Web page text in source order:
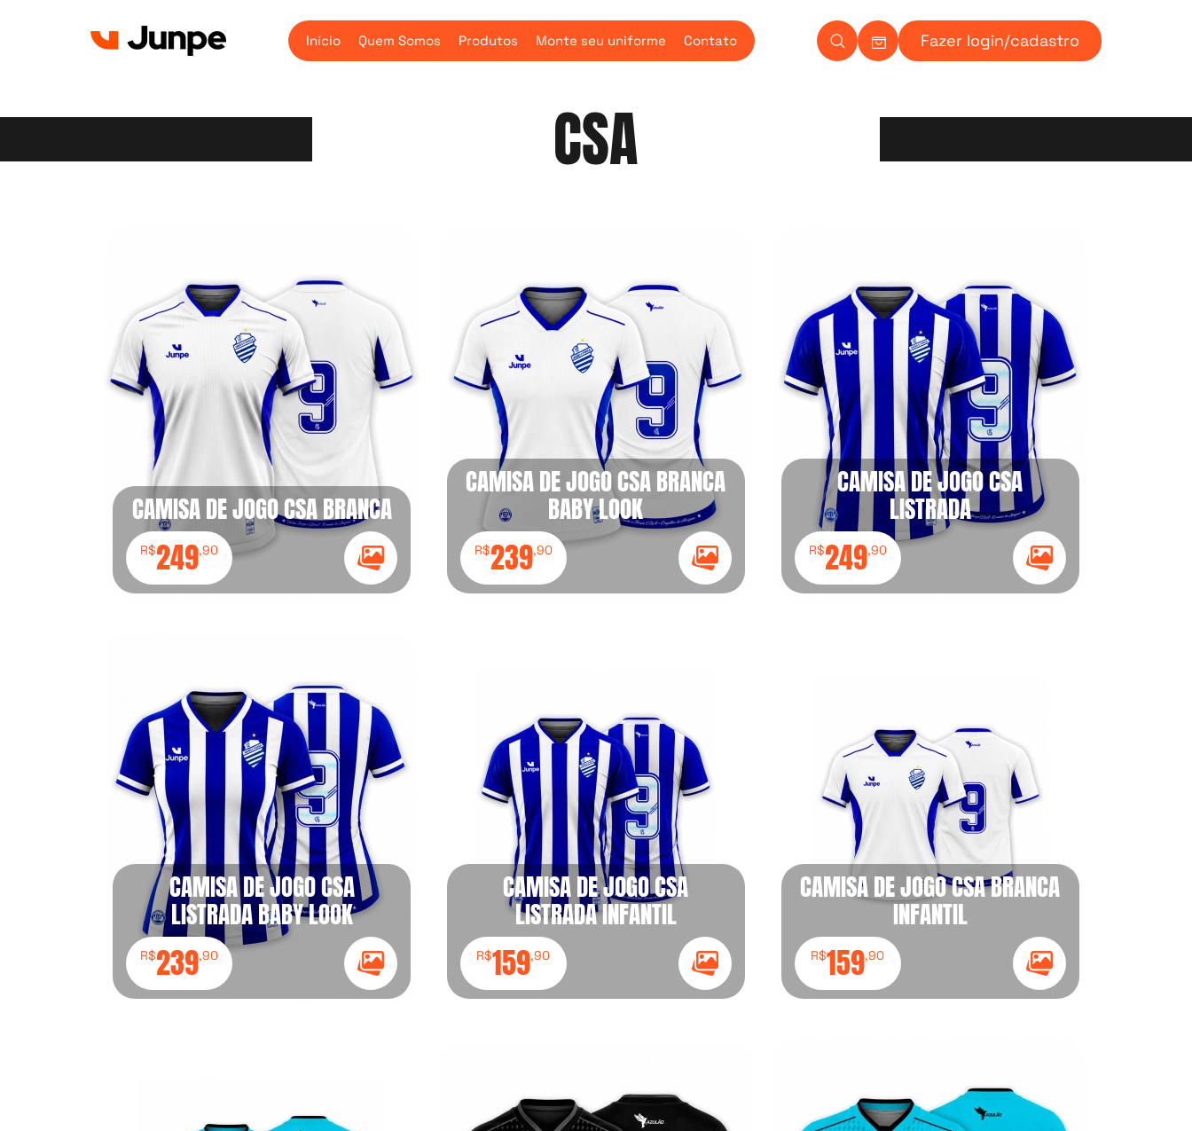
Início Quem Somos Produtos Monte seu uniforme Contato Ícone de pesquisa
Carrinho Ícone
Fazer login/cadastro
CSA
CAMISA DE JOGO CSA BRANCA
R$249,90
Ícone Galeria
CAMISA DE JOGO CSA BRANCA
BABY LOOK
R$239,90
Ícone Galeria
CAMISA DE JOGO CSA
LISTRADA
R$249,90
Ícone Galeria
CAMISA DE JOGO CSA
LISTRADA BABY LOOK
R$239,90
Ícone Galeria
CAMISA DE JOGO CSA
LISTRADA INFANTIL
R$159,90
Ícone Galeria
CAMISA DE JOGO CSA BRANCA
INFANTIL
R$159,90
Ícone Galeria